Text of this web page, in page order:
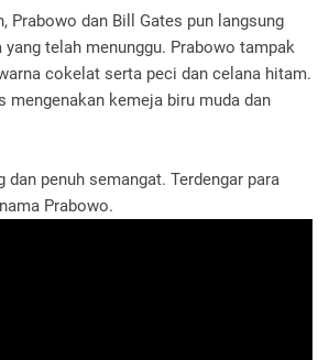
Prabowo dan Bill Gates pun langsung
yang telah menunggu. Prabowo tampak
cokelat serta peci dan celana hitam.
mengenakan kemeja biru muda dan
dan penuh semangat. Terdengar para
Prabowo.